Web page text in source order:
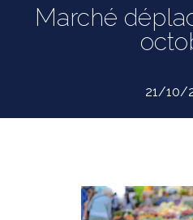
Marché
21/10/